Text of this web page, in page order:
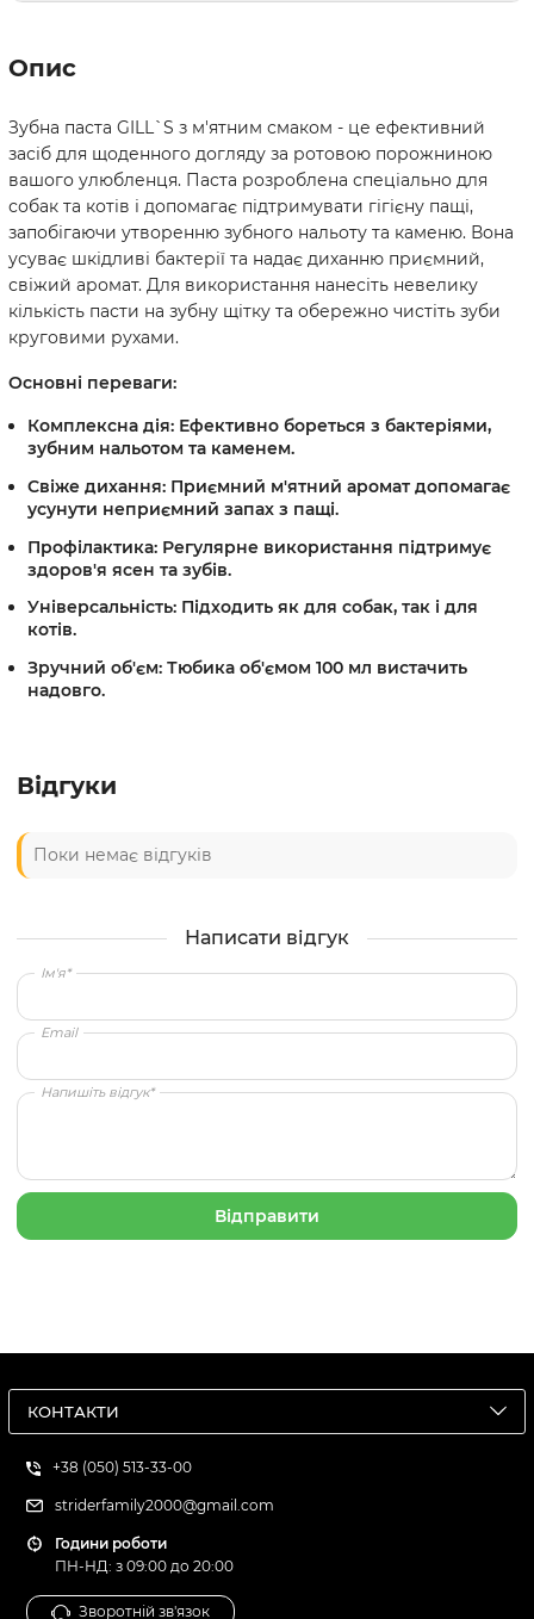
Опис
Зубна паста GILL`S з м'ятним смаком - це ефективний
засіб для щоденного догляду за ротовою порожниною
вашого улюбленця. Паста розроблена спеціально для
собак та котів і допомагає підтримувати гігієну пащі,
запобігаючи утворенню зубного нальоту та каменю. Вона
усуває шкідливі бактерії та надає диханню приємний,
свіжий аромат. Для використання нанесіть невелику
кількість пасти на зубну щітку та обережно чистіть зуби
круговими рухами.
Основні переваги:
Комплексна дія: Ефективно бореться з бактеріями,
зубним нальотом та каменем.
Свіже дихання: Приємний м'ятний аромат допомагає
усунути неприємний запах з пащі.
Профілактика: Регулярне використання підтримує
здоров'я ясен та зубів.
Універсальність: Підходить як для собак, так і для
котів.
Зручний об'єм: Тюбика об'ємом 100 мл вистачить
надовго.
Відгуки
Поки немає відгуків
Написати відгук
Ім'я*
Email
Напишіть відгук*
КОНТАКТИ
+38 (050) 513-33-00
striderfamily2000@gmail.com
Години роботи
ПН-НД: з 09:00 до 20:00
Зворотній зв'язок